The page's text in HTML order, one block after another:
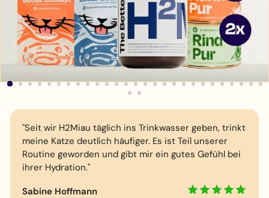
"Seit wir H2Miau täglich ins Trinkwasser geben, trinkt
meine Katze deutlich häufiger. Es ist Teil unserer
Routine geworden und gibt mir ein gutes Gefühl bei
ihrer Hydration."
Sabine Hoffmann